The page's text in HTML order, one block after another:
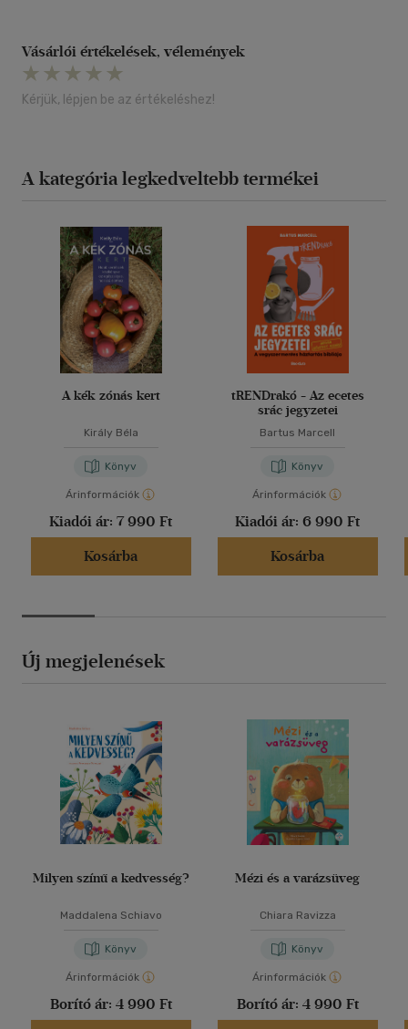
Vásárlói értékelések, vélemények
Kérjük, lépjen be az értékeléshez!
A kategória legkedveltebb termékei
A kék zónás kert
Király Béla
Könyv
Árinformációk
Kiadói ár: 7 990 Ft
Kosárba
tRENDrakó - Az ecetes
srác jegyzetei
Bartus Marcell
Könyv
Árinformációk
Kiadói ár: 6 990 Ft
Kosárba
Új megjelenések
Milyen színű a kedvesség?
Maddalena Schiavo
Könyv
Árinformációk
Borító ár: 4 990 Ft
Mézi és a varázsüveg
Chiara Ravizza
Könyv
Árinformációk
Borító ár: 4 990 Ft